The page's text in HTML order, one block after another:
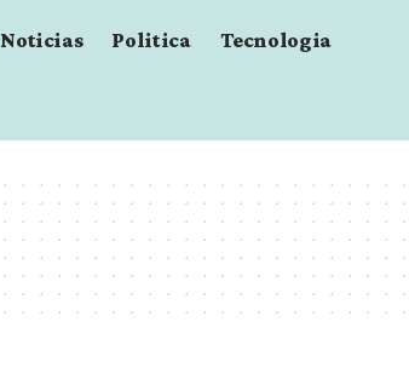
Noticias Politica Tecnologia